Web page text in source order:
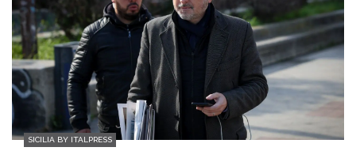
SICILIA BY ITALPRESS